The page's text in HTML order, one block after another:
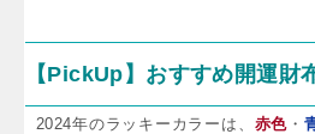
【PickUp】おすすめ開運財
2024年のラッキーカラーは、 赤色 ・